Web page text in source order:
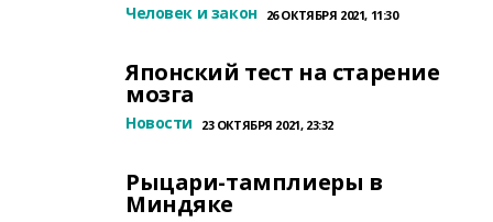
Человек и закон 26 ОКТЯБРЯ 2021, 11:30
Японский тест на старение
мозга
Новости 23 ОКТЯБРЯ 2021, 23:32
Рыцари-тамплиеры в
Миндяке